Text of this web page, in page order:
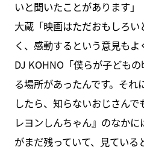
いと聞いたことがあります」
大蔵「映画はただおもしろ
く、感動するという意見もよ
DJ KOHNO「僕らが子ども
る場所があったんです。そ
したら、知らないおじさん
レヨンしんちゃん』のなか
がまだ残っていて、見ている